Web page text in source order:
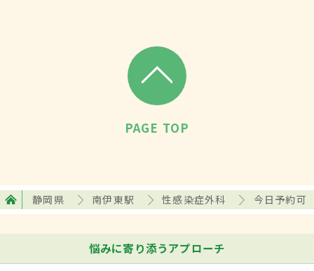
PAGE TOP
静岡県 南伊東駅 性感染症外科 今日予約可
悩みに寄り添うアプローチ